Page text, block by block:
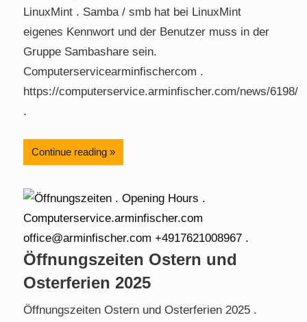
LinuxMint . Samba / smb hat bei LinuxMint
eigenes Kennwort und der Benutzer muss in der
Gruppe Sambashare sein.
Computerservicearminfischercom .
https://computerservice.arminfischer.com/news/6198/
.
Continue reading
Öffnungszeiten Ostern und
Osterferien 2025
Öffnungszeiten Ostern und Osterferien 2025 .